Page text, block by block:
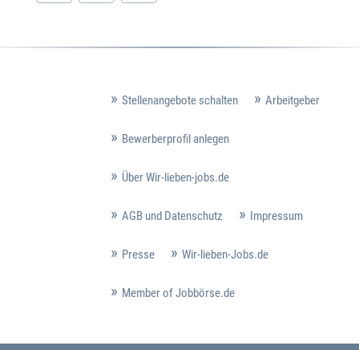
Stellenangebote schalten Arbeitgeber
Bewerberprofil anlegen
Über Wir-lieben-jobs.de
AGB und Datenschutz Impressum
Presse Wir-lieben-Jobs.de
Member of Jobbörse.de